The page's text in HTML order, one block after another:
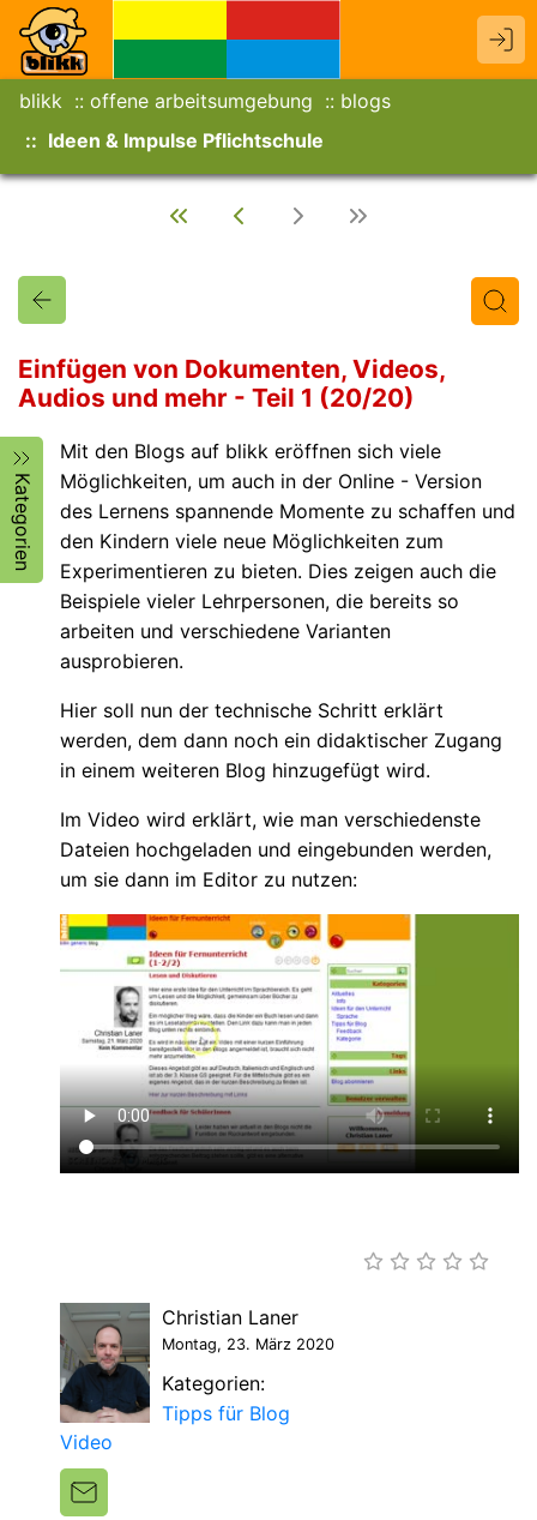
blikk offene arbeitsumgebung
blogs
Ideen & Impulse Pflichtschule
Einfügen von Dokumenten, Videos,
Audios und mehr - Teil 1 (20/20)
Kategorien
Mit den Blogs auf blikk eröffnen sich viele
Möglichkeiten, um auch in der Online - Version
des Lernens spannende Momente zu schaffen und
den Kindern viele neue Möglichkeiten zum
Experimentieren zu bieten. Dies zeigen auch die
Beispiele vieler Lehrpersonen, die bereits so
arbeiten und verschiedene Varianten
ausprobieren.
Hier soll nun der technische Schritt erklärt
werden, dem dann noch ein didaktischer Zugang
in einem weiteren Blog hinzugefügt wird.
Im Video wird erklärt, wie man verschiedenste
Dateien hochgeladen und eingebunden werden,
um sie dann im Editor zu nutzen:
Christian Laner
Montag, 23. März 2020
Kategorien:
Tipps für Blog
Video